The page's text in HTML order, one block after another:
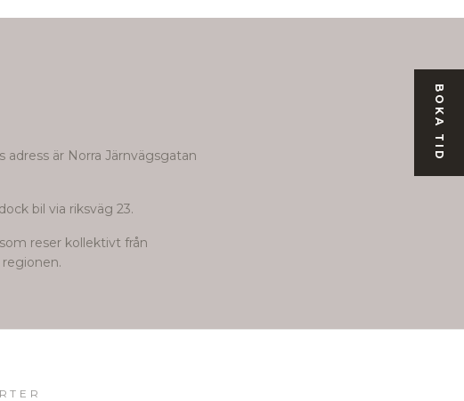
BOKA TID
adress är Norra Järnvägsgatan
bil via riksväg 23.
reser kollektivt från